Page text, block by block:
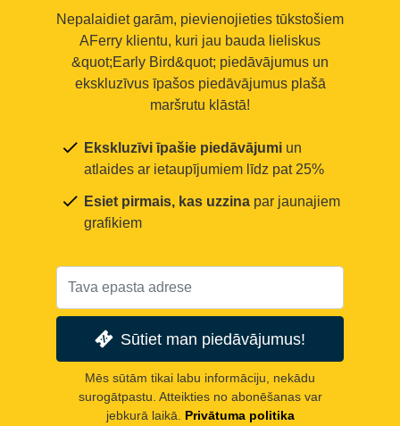
Nepalaidiet garām, pievienojieties tūkstošiem
AFerry klientu, kuri jau bauda lieliskus
&quot;Early Bird&quot; piedāvājumus un
ekskluzīvus īpašos piedāvājumus plašā
maršrutu klāstā!
Ekskluzīvi īpašie piedāvājumi un
atlaides ar ietaupījumiem līdz pat 25%
Esiet pirmais, kas uzzina par jaunajiem
grafikiem
Sūtiet man piedāvājumus!
Mēs sūtām tikai labu informāciju, nekādu
surogātpastu. Atteikties no abonēšanas var
jebkurā laikā.
Privātuma politika